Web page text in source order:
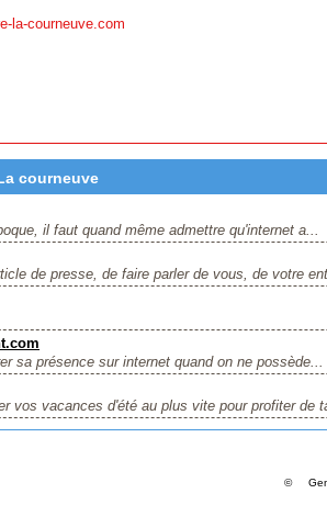
la-courneuve.com
courneuve
il faut quand même admettre qu'internet a...
de presse, de faire parler de vous, de votre
sa présence sur internet quand on ne possède...
vos vacances d'été au plus vite pour profiter de
©